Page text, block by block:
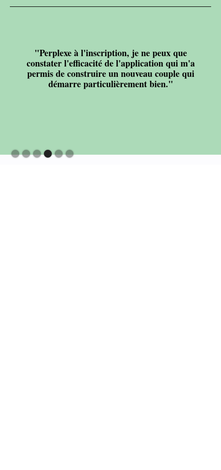
"Perplexe à l'inscription, je ne peux que
constater l'efficacité de l'application qui m'a
permis de construire un nouveau couple qui
démarre particulièrement bien."
Slide 4 of 6.